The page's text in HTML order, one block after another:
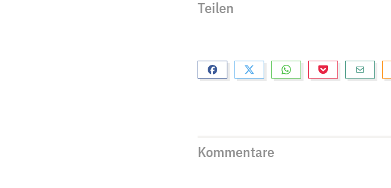
Teilen
Kommentare